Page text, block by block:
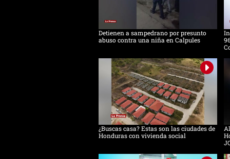
Detienen a sampedrano por presunto
abuso contra una niña en Calpules
¿Buscas casa? Estas son las ciudades de
Honduras con vivienda social